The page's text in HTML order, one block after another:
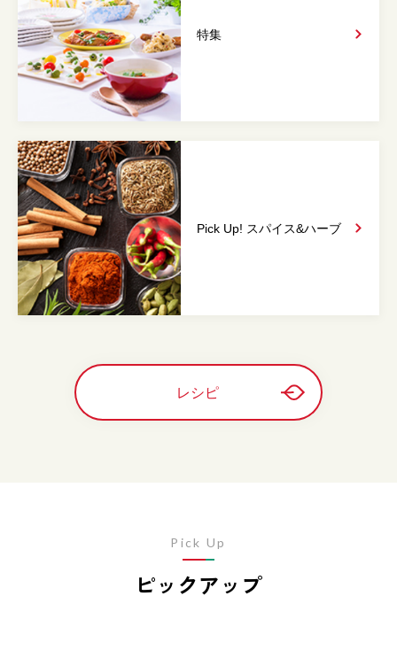
特集
Pick Up! スパイス&ハーブ
レシピ
ピックアップ
Pick Up